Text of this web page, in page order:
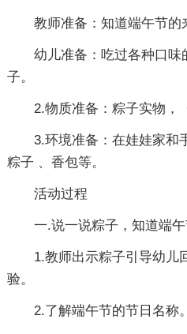
教师准备：知道端午节的
幼儿准备：吃过各种口
子。
2.物质准备：粽子实物，
3.环境准备：在娃娃家和
粽子 、香包等。
活动过程
一.说一说粽子，知道端午
1.教师出示粽子引导幼儿
验。
2.了解端午节的节日名称。